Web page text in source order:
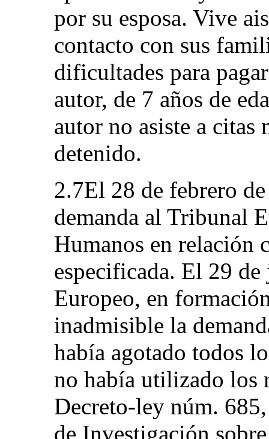
por su esposa. Vive
contacto con sus
dificultades para
autor, de 7 años de
autor no asiste a citas
detenido.
2.7El 28 de febrero
demanda al Tribunal
Humanos en relación
especificada. El 29
Europeo, en
inadmisible la
había agotado todos
no había utilizado los
Decreto-ley núm.
de Investigación